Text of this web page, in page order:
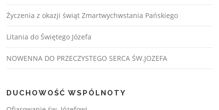
Życzenia z okazji świąt Zmartwychwstania Pańskiego
Litania do Świętego Józefa
NOWENNA DO PRZECZYSTEGO SERCA ŚW.JOZEFA
DUCHOWOŚĆ WSPÓLNOTY